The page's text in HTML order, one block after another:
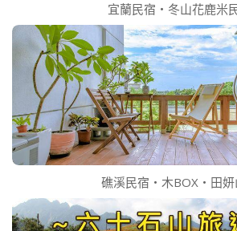
宜蘭民宿‧冬山花鹿米
礁溪民宿‧木BOX‧田妍